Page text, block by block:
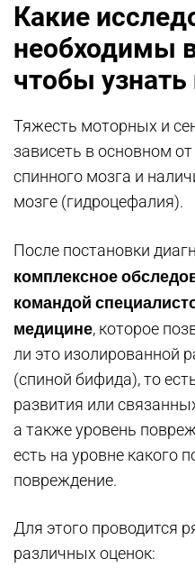
Какие
необходимы
чтобы узнать
Тяжесть моторных и
зависеть в основном
спинного мозга и
мозге (гидроцефалия).
После постановки
комплексное
командой
медицине, которое
ли это изолированной
(спиной бифида), то
развития или
а также уровень
есть на уровне какого
повреждение.
Для этого проводится
различных оценок: